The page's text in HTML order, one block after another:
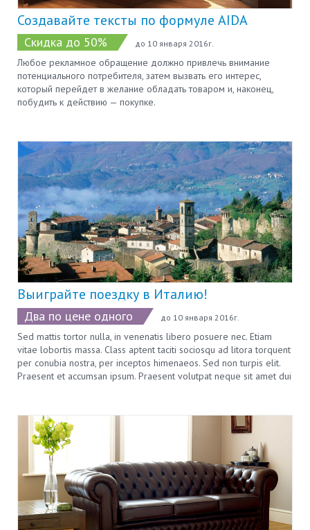
Создавайте тексты по формуле AIDA
Скидка до 50% до 10 января 2016г.
Любое рекламное обращение должно привлечь внимание
потенциального потребителя, затем вызвать его интерес,
который перейдет в желание обладать товаром и, наконец,
побудить к действию — покупке.
Выиграйте поездку в Италию!
Два по цене одного до 10 января 2016г.
Sed mattis tortor nulla, in venenatis libero posuere nec. Etiam
vitae lobortis massa. Class aptent taciti sociosqu ad litora torquent
per conubia nostra, per inceptos himenaeos. Sed non turpis elit.
Praesent et accumsan ipsum. Praesent volutpat neque sit amet dui
pharetra a, gravida at magna. Pellentesque eget nisi ipsum. Etiam
non tellus vitae elit porta tempor quis at erat. Aenean ac nisi eget
orci consectetur aliquam.